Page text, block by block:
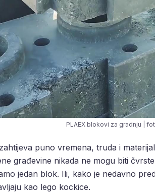
PLAEX blokovi za gradnju |
puno vremena, truda i
građevine nikada ne mogu biti
jedan blok. Ili, kako je nedavno
kao lego kockice.